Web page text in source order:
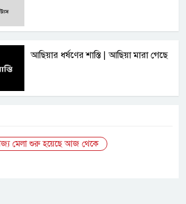
আছিয়ার ধর্ষণের শাস্তি | আছিয়া মারা গেছে
মেলা শুরু হয়েছে আজ থেকে